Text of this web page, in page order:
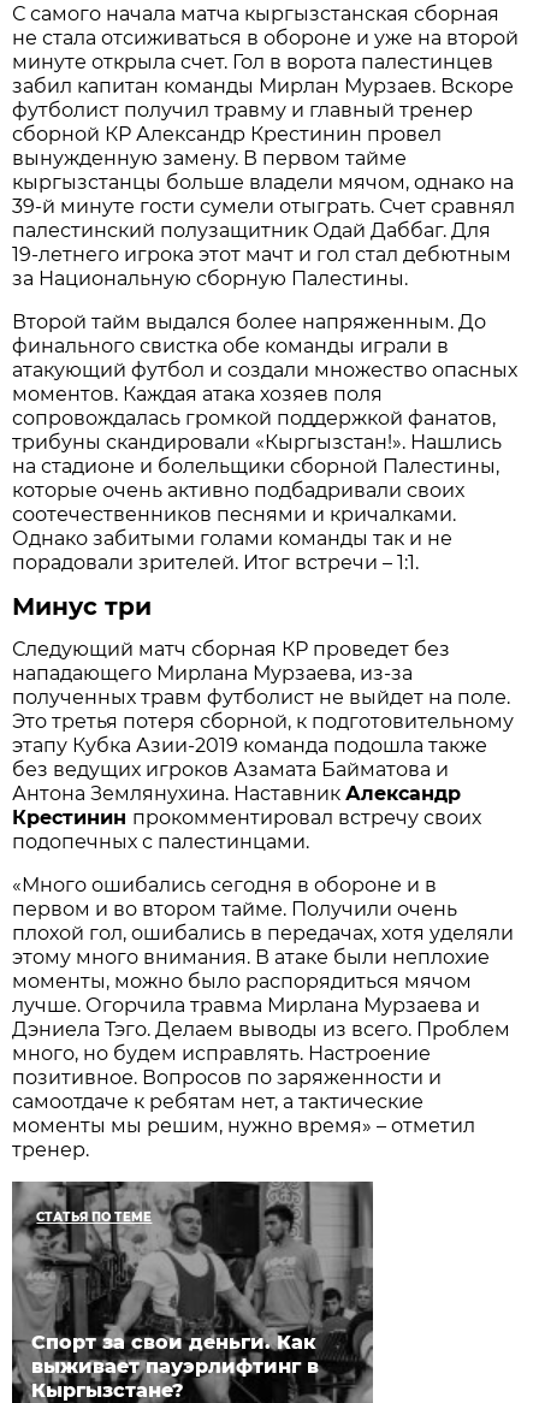
С самого начала матча кыргызстанская сборная
не стала отсиживаться в обороне и уже на второй
минуте открыла счет. Гол в ворота палестинцев
забил капитан команды Мирлан Мурзаев. Вскоре
футболист получил травму и главный тренер
сборной КР Александр Крестинин провел
вынужденную замену. В первом тайме
кыргызстанцы больше владели мячом, однако на
39-й минуте гости сумели отыграть. Счет сравнял
палестинский полузащитник Одай Даббаг. Для
19-летнего игрока этот мачт и гол стал дебютным
за Национальную сборную Палестины.
Второй тайм выдался более напряженным. До
финального свистка обе команды играли в
атакующий футбол и создали множество опасных
моментов. Каждая атака хозяев поля
сопровождалась громкой поддержкой фанатов,
трибуны скандировали «Кыргызстан!». Нашлись
на стадионе и болельщики сборной Палестины,
которые очень активно подбадривали своих
соотечественников песнями и кричалками.
Однако забитыми голами команды так и не
порадовали зрителей. Итог встречи – 1:1.
Минус три
Следующий матч сборная КР проведет без
нападающего Мирлана Мурзаева, из-за
полученных травм футболист не выйдет на поле.
Это третья потеря сборной, к подготовительному
этапу Кубка Азии-2019 команда подошла также
без ведущих игроков Азамата Байматова и
Антона Землянухина. НаставникАлександр
Крестинин прокомментировал встречу своих
подопечных с палестинцами.
«Много ошибались сегодня в обороне и в
первом и во втором тайме. Получили очень
плохой гол, ошибались в передачах, хотя уделяли
этому много внимания. В атаке были неплохие
моменты, можно было распорядиться мячом
лучше. Огорчила травма Мирлана Мурзаева и
Дэниела Тэго. Делаем выводы из всего. Проблем
много, но будем исправлять. Настроение
позитивное. Вопросов по заряженности и
самоотдаче к ребятам нет, а тактические
моменты мы решим, нужно время» – отметил
тренер.
СТАТЬЯ ПО ТЕМЕ
Спорт за свои деньги. Как
выживает пауэрлифтинг в
Кыргызстане?